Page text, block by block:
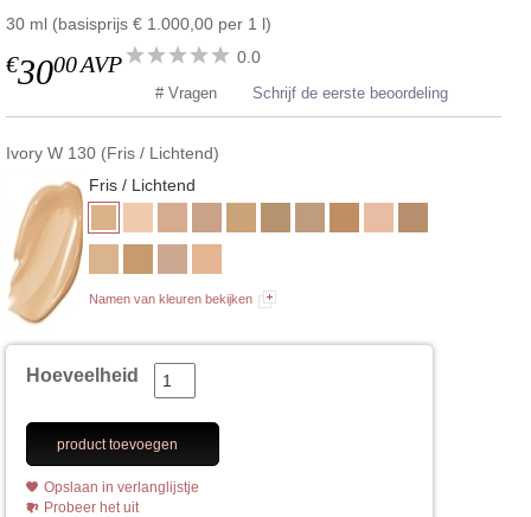
30 ml (basisprijs € 1.000,00 per 1 l)
€3000AVP 0.0
# Vragen Schrijf de eerste beoordeling
Ivory W 130 (Fris / Lichtend)
Fris / Lichtend
Namen van kleuren bekijken
Hoeveelheid
product toevoegen
Opslaan in verlanglijstje
Probeer het uit